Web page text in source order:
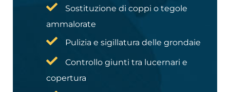
Sostituzione di coppi o tegole
ammalorate
Pulizia e sigillatura delle grondaie
Controllo giunti tra lucernari e
copertura